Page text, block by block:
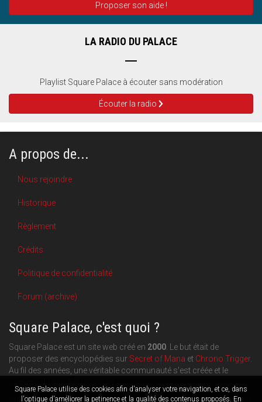
Square Palace utilise des cookies afin d'analyser votre navigation, et ce, dans
l'optique d'améliorer la petinence et la qualité des contenus proposés. En
Proposer son aide !
LA RADIO DU PALACE
Playlist Square Palace à écouter sans modération
Écouter la radio
A propos de...
Nous rejoindre
Historique
Règlement
Crédits
Politique de confidentialité
Forum (archive)
Square Palace, c'est quoi ?
Square Palace est un site web créé en 2000 . Le but était de
proposer des encyclopédies sur Secret of Mana et Chrono Trigger.
Au fil des années, une véritable communauté s'est créée et le
Aujourd'hui, Square Palace c'est aussi une plateforme de blogging